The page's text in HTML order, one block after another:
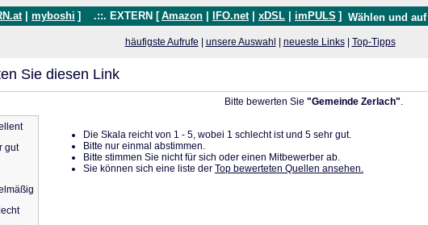
myboshi ] .::. EXTERN [ Amazon IFO.net xDSL imPULS ] Wählen und auf
häufigste Aufrufe unsere Auswahl neueste Links| Top-Tipps
Sie diesen Link
Bitte bewerten Sie "Gemeinde Zerlach".
gut
Die Skala reicht von 1 - 5, wobei 1 schlecht ist und 5 sehr gut.
Bitte nur einmal abstimmen.
Bitte stimmen Sie nicht für sich oder einen Mitbewerber ab.
Sie können sich eine liste der Top bewerteten Quellen ansehen.